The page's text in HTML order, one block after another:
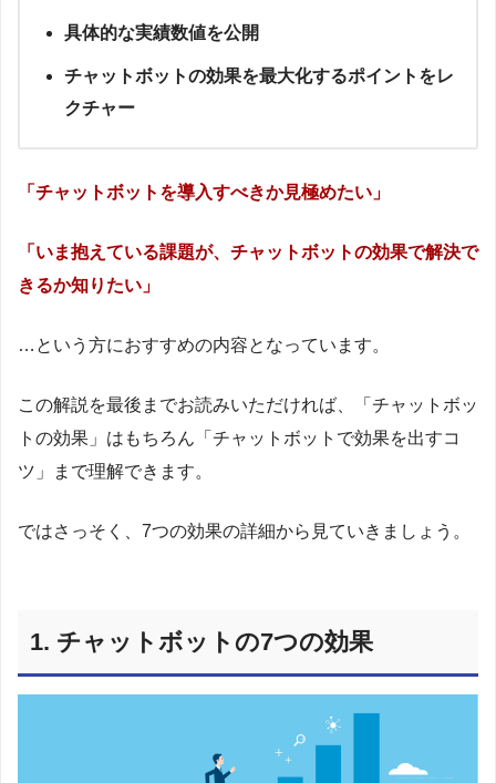
具体的な実績数値を公開
チャットボットの効果を最大化するポイントをレ
クチャー
「チャットボットを導入すべきか見極めたい」
「いま抱えている課題が、チャットボットの効果で解決で
きるか知りたい」
…という方におすすめの内容となっています。
この解説を最後までお読みいただければ、「チャットボッ
トの効果」はもちろん「チャットボットで効果を出すコ
ツ」まで理解できます。
ではさっそく、7つの効果の詳細から見ていきましょう。
1. チャットボットの7つの効果